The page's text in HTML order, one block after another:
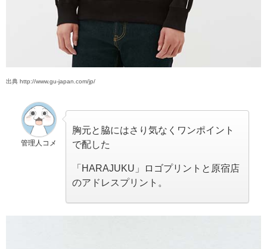
出典 http://www.gu-japan.com/jp/
管理人コメ
胸元と脇にはさり気なくワンポイント
で配した
「HARAJUKU」ロゴプリントと原宿店
のアドレスプリント。